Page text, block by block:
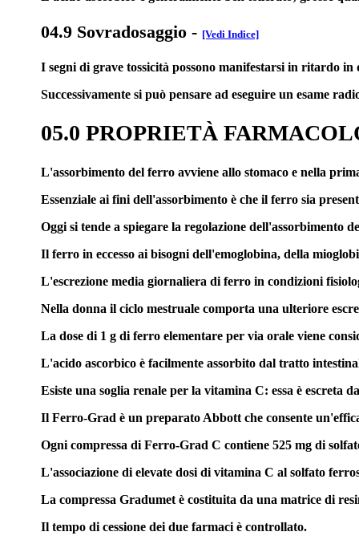
04.9 Sovradosaggio - [Vedi Indice]
I segni di grave tossicità possono manifestarsi in ritardo
Successivamente si può pensare ad eseguire un esame
05.0 PROPRIETÀ
L'assorbimento del ferro avviene allo stomaco e nella
Essenziale ai fini dell'assorbimento è che il ferro sia
Oggi si tende a spiegare la regolazione
Il ferro in eccesso ai bisogni dell'emoglobina, della
L'escrezione media giornaliera di ferro in condizioni
Nella donna il ciclo mestruale comporta una ulteriore
La dose di 1 g di ferro elementare per via orale viene
L'acido ascorbico è facilmente assorbito dal tratto
Esiste una soglia renale per la vitamina C: essa è
Il Ferro-Grad è un preparato Abbott che consente
Ogni compressa di Ferro-Grad C contiene 525 mg di
L'associazione di elevate dosi di vitamina C al solfato
La compressa Gradumet è costituita da una matrice di
Il tempo di cessione dei due farmaci è controllato.